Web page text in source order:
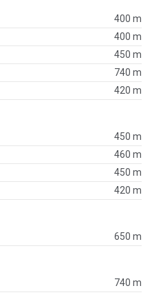
400 m
400 m
450 m
740 m
420 m
450 m
460 m
450 m
420 m
650 m
740 m